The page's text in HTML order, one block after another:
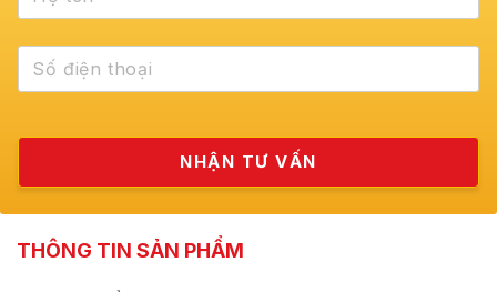
THÔNG TIN SẢN PHẨM